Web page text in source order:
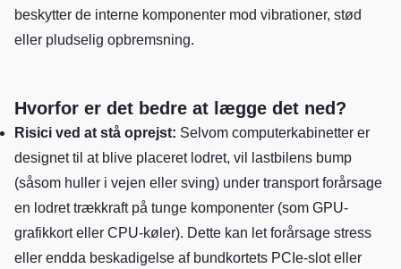
beskytter de interne komponenter mod vibrationer, stød
eller pludselig opbremsning.
Hvorfor er det bedre at lægge det ned?
Risici ved at stå oprejst: Selvom computerkabinetter er
designet til at blive placeret lodret, vil lastbilens bump
(såsom huller i vejen eller sving) under transport forårsage
en lodret trækkraft på tunge komponenter (som GPU-
grafikkort eller CPU-køler). Dette kan let forårsage stress
eller endda beskadigelse af bundkortets PCIe-slot eller